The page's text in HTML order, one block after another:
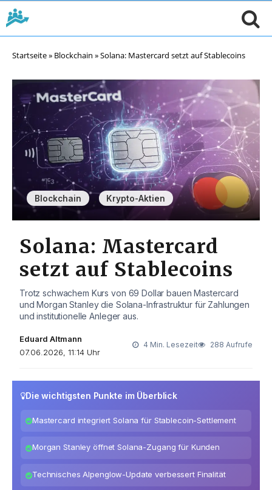
Startseite» Blockchain »Solana: Mastercard setzt auf Stablecoins
Blockchain Krypto-Aktien
Solana: Mastercard
setzt auf Stablecoins
Trotz schwachem Kurs von 69 Dollar bauen Mastercard
und Morgan Stanley die Solana-Infrastruktur für Zahlungen
und institutionelle Anleger aus.
Eduard Altmann
07.06.2026, 11:14 Uhr
4 Min. Lesezeit 288 Aufrufe
Die wichtigsten Punkte im Überblick
Mastercard integriert Solana für Stablecoin-Settlement
Morgan Stanley öffnet Solana-Zugang für Kunden
Technisches Alpenglow-Update verbessert Finalität